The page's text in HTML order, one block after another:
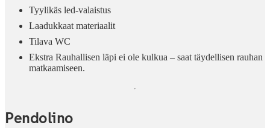
Tyylikäs led-valaistus
Laadukkaat materiaalit
Tilava WC
Ekstra Rauhallisen läpi ei ole kulkua – saat täydellisen rauhan
matkaamiseen.
Pendolino